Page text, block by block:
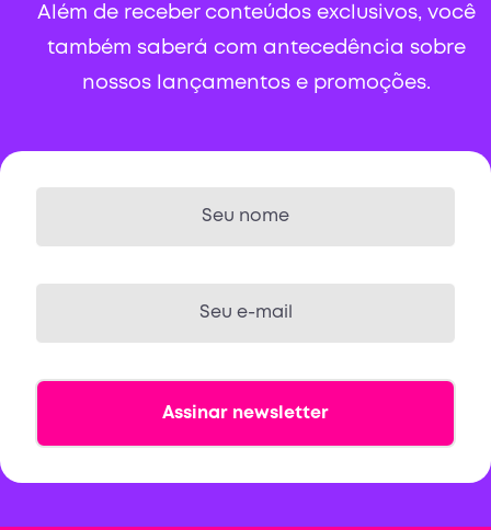
Além de receber conteúdos exclusivos, você
também saberá com antecedência sobre
nossos lançamentos e promoções.